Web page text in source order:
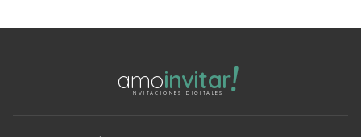
amoinvitar!
INVITACIONES DIGITALES